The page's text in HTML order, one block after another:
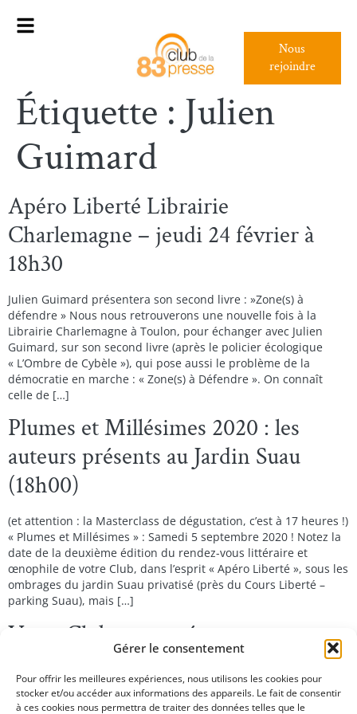
Gérer le consentement
Pour offrir les meilleures expériences, nous utilisons les cookies pour
stocker et/ou accéder aux informations des appareils. Le fait de consentir
à ces cookies nous permettra de traiter des données telles que le
Nous
rejoindre
Étiquette : Julien
Guimard
Apéro Liberté Librairie
Charlemagne – jeudi 24 février à
18h30
Julien Guimard présentera son second livre : »Zone(s) à
défendre » Nous nous retrouverons une nouvelle fois à la
Librairie Charlemagne à Toulon, pour échanger avec Julien
Guimard, sur son second livre (après le policier écologique
« L’Ombre de Cybèle »), qui pose aussi le problème de la
démocratie en marche : « Zone(s) à Défendre ». On connaît
celle de […]
Plumes et Millésimes 2020 : les
auteurs présents au Jardin Suau
(18h00)
(et attention : la Masterclass de dégustation, c’est à 17 heures !)
« Plumes et Millésimes » : Samedi 5 septembre 2020 ! Notez la
date de la deuxième édition du rendez-vous littéraire et
œnophile de votre Club, dans l’esprit « Apéro Liberté », sous les
ombrages du jardin Suau privatisé (près du Cours Liberté –
parking Suau), mais […]
Votre Club vous présente …
L’ombre de Cybèle…